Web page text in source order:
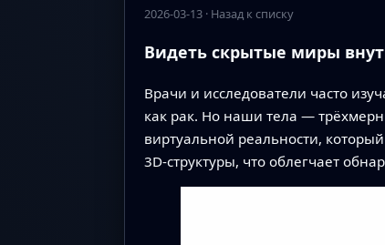
2026-03-13· Назад к списку
Видеть скрытые миры
Врачи и исследователи часто
как рак. Но наши тела —
виртуальной реальности,
3D‑структуры, что облегчает